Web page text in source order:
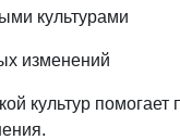
культурами
изменений
культур